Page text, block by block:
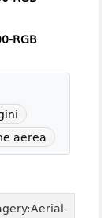
RGB
aerea